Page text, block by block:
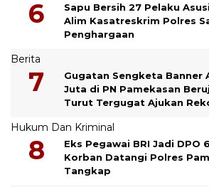
Sapu Bersih 27 Pelaku
Alim Kasatreskrim Polres
Penghargaan
Berita
Gugatan Sengketa Banner
Juta di PN Pamekasan
Turut Tergugat Ajukan
Hukum Dan Kriminal
Eks Pegawai BRI Jadi DPO
Korban Datangi Polres
Tangkap